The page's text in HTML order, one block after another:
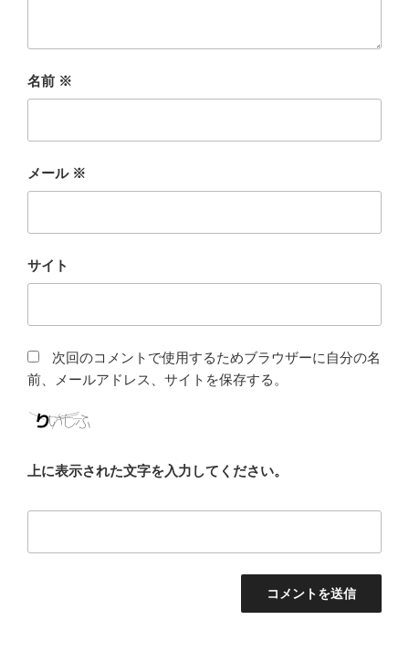
名前 ※
メール ※
サイト
次回のコメントで使用するためブラウザーに自分の名
前、メールアドレス、サイトを保存する。
上に表示された文字を入力してください。